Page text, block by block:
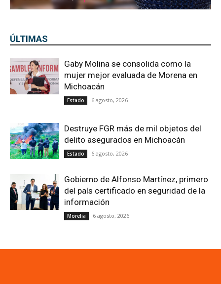
ÚLTIMAS
Gaby Molina se consolida como la
mujer mejor evaluada de Morena en
Michoacán
Estado 6 agosto, 2026
Destruye FGR más de mil objetos del
delito asegurados en Michoacán
Estado 6 agosto, 2026
Gobierno de Alfonso Martínez, primero
del país certificado en seguridad de la
información
Morelia 6 agosto, 2026